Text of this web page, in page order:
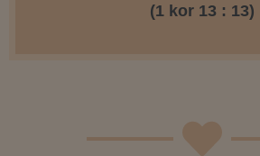
(1 kor 13 : 13)